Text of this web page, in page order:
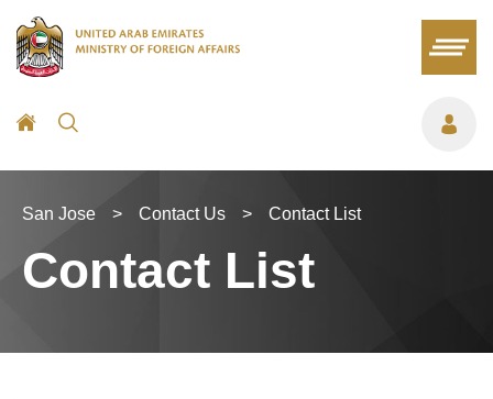
San Jose > Contact Us > Contact List
Contact List